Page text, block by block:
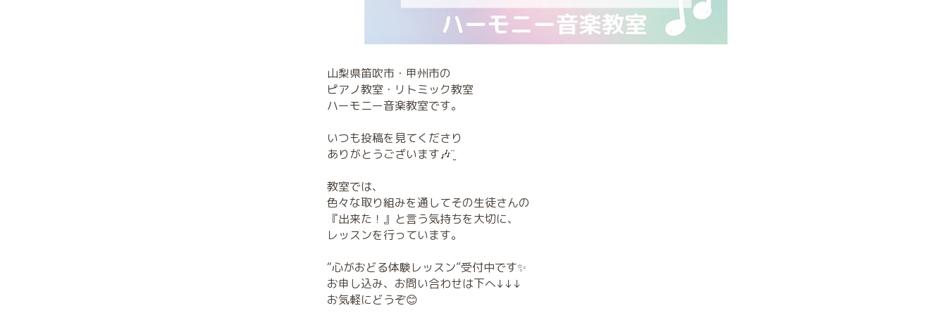
山梨県笛吹市・甲州市の
ピアノ教室・リトミック教室
ハーモニー音楽教室です。
いつも投稿を見てくださり
ありがとうございます🎶¨̮
教室では、
色々な取り組みを通してその生徒さんの
『出来た！』と言う気持ちを大切に、
レッスンを行っています。
“心がおどる体験レッスン”受付中です✨
お申し込み、お問い合わせは下へ↓↓↓
お気軽にどうぞ😊